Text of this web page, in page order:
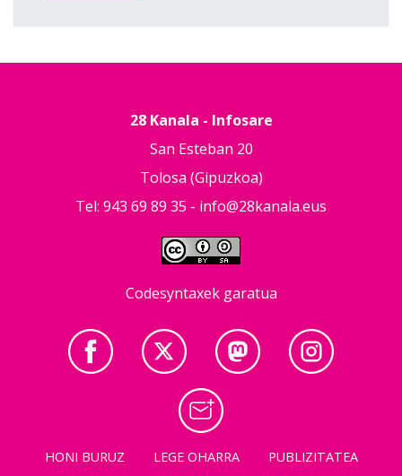
28 Kanala - Infosare
San Esteban 20
Tolosa (Gipuzkoa)
Tel: 943 69 89 35 - info@28kanala.eus
Codesyntaxek garatua
HONI BURUZ LEGE OHARRA
PUBLIZITATEA